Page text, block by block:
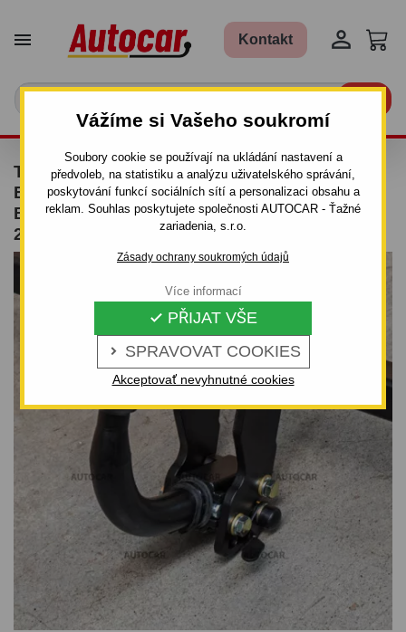
Vážíme si Vašeho soukromí
Soubory cookie se používají na ukládání nastavení a
předvoleb, na statistiku a analýzu uživatelského správání,
poskytování funkcí sociálních sítí a personalizaci obsahu a
reklam. Souhlas poskytujete společnosti AUTOCAR - Ťažné
zariadenia, s.r.o.
Zásady ochrany soukromých údajů
 SPRAVOVAT COOKIES
 PŘIJAT VŠE
Akceptovať nevyhnutné cookies
Více informací
 Kontakt 
TAŽNÉ ZAŘÍZENÍ PRO MERCEDES E - TŘÍDA
E, 4DV. (W 210) - ODNIMATEĽNY
BAJONETOVÝ SYSTÉM - OD 1995/06 DO
2002/03